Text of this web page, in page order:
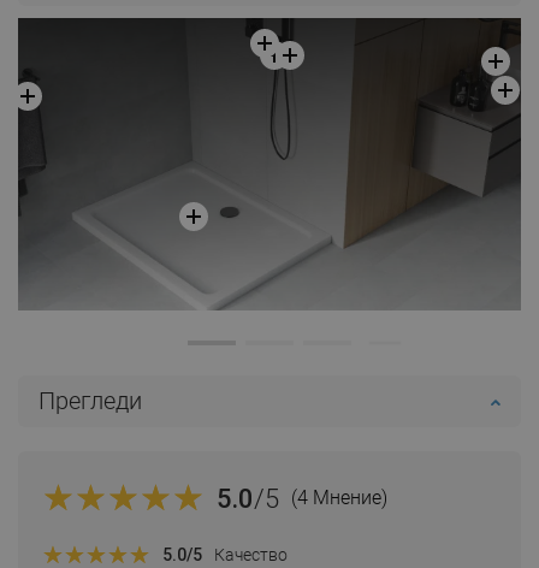
Прегледи
5.0/5 (4 Мнение)
5.0/5 Качество